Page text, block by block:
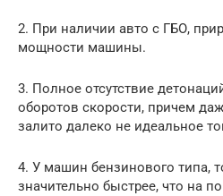
2. При наличии авто с ГБО,
мощности машины.
3. Полное отсутствие
оборотов скорости, причем
залито далеко не идеальное
4. У машин бензинового типа,
значительно быстрее, что на